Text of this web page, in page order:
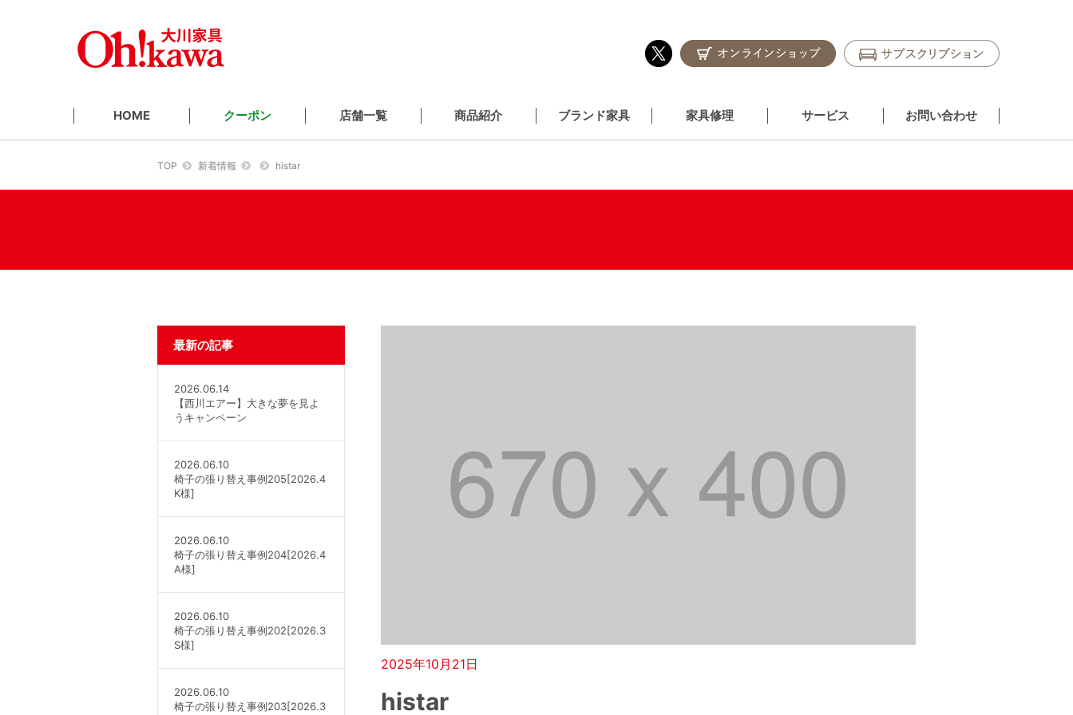
HOME クーポン 店舗一覧 商品紹介 ブランド家具 家具修理 サービス お問い合わせ
TOP 新着情報 histar
2025年10月21日
histar
最新の記事
2026.06.14
【西川エアー】大きな夢を見よ
うキャンペーン
2026.06.10
椅子の張り替え事例205[2026.4
K様]
2026.06.10
椅子の張り替え事例204[2026.4
A様]
2026.06.10
椅子の張り替え事例202[2026.3
S様]
2026.06.10
椅子の張り替え事例203[2026.3